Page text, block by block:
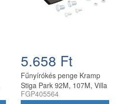
5.658 Ft
Fűnyírókés penge Kramp
Stiga Park 92M, 107M, Villa
92M, 107M 170 mm
FGP405564